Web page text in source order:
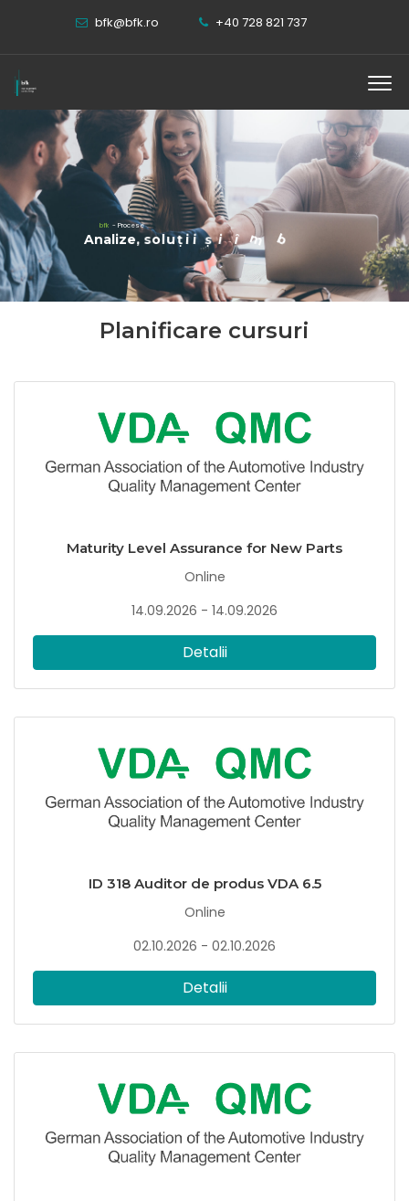
bfk@bfk.ro +40 728 821 737
bfk - Procese
Analize, soluții și îmbunăt ă
Planificare cursuri
Maturity Level Assurance for New Parts
Online
14.09.2026 - 14.09.2026
Detalii
ID 318 Auditor de produs VDA 6.5
Online
02.10.2026 - 02.10.2026
Detalii